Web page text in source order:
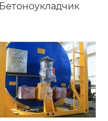
Бетоноукладчик